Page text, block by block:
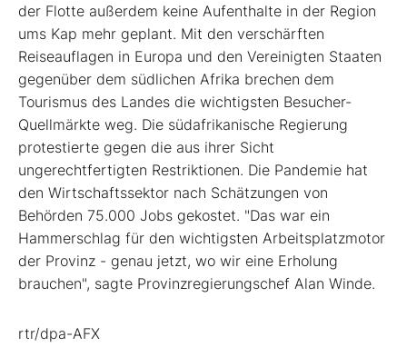
der Flotte außerdem keine Aufenthalte in der Region
ums Kap mehr geplant. Mit den verschärften
Reiseauflagen in Europa und den Vereinigten Staaten
gegenüber dem südlichen Afrika brechen dem
Tourismus des Landes die wichtigsten Besucher-
Quellmärkte weg. Die südafrikanische Regierung
protestierte gegen die aus ihrer Sicht
ungerechtfertigten Restriktionen. Die Pandemie hat
den Wirtschaftssektor nach Schätzungen von
Behörden 75.000 Jobs gekostet. "Das war ein
Hammerschlag für den wichtigsten Arbeitsplatzmotor
der Provinz - genau jetzt, wo wir eine Erholung
brauchen", sagte Provinzregierungschef Alan Winde.
rtr/dpa-AFX